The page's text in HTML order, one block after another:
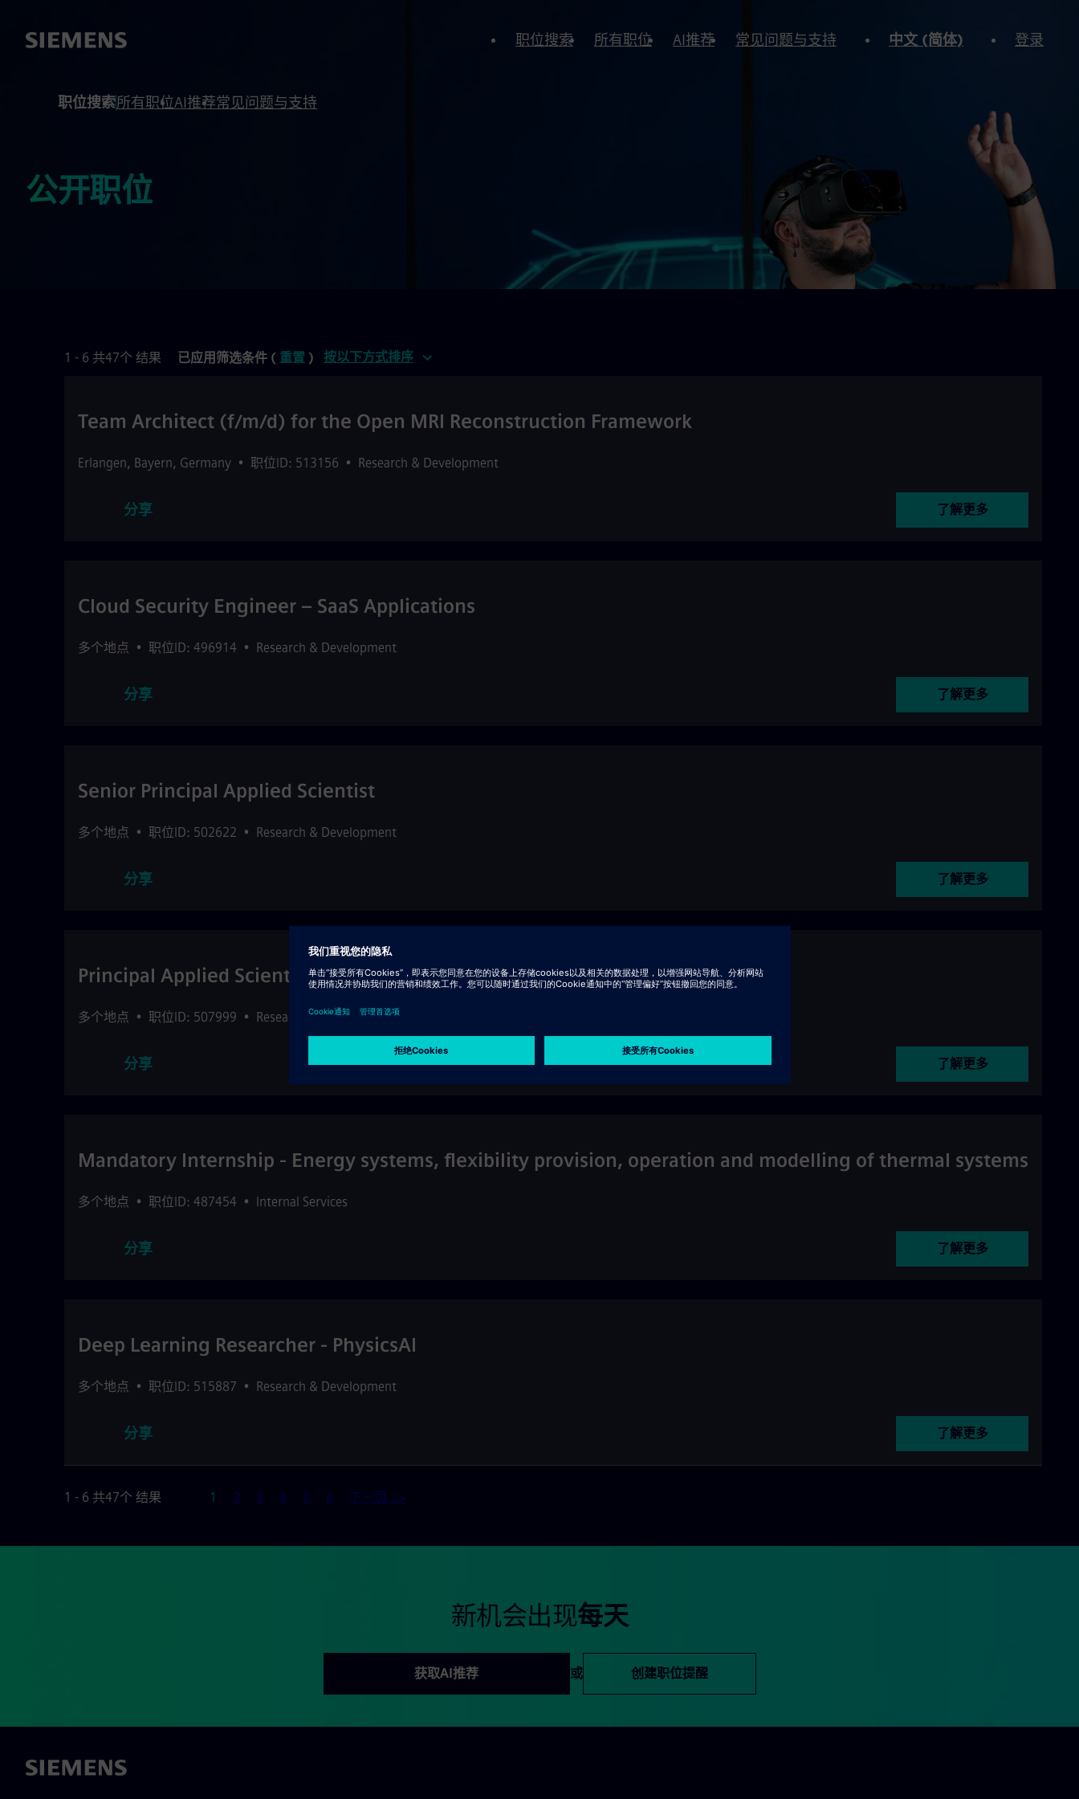
职位搜索 所有职位 AI推荐 常见问题与支持 中文 (简体) 登录
职位搜索所有职位AI推荐常见问题与支持
公开职位
1 - 6 共47个 结果 已应用筛选条件 ( 重置 ) 按以下方式排序
Team Architect (f/m/d) for the Open MRI Reconstruction Framework
Erlangen, Bayern, Germany • 职位ID: 513156 • Research & Development
分享 了解更多
Cloud Security Engineer – SaaS Applications
多个地点 • 职位ID: 496914 • Research & Development
分享 了解更多
Senior Principal Applied Scientist
多个地点 • 职位ID: 502622 • Research & Development
分享 了解更多
Principal Applied Scientist
多个地点 • 职位ID: 507999 • Research & Development
分享 了解更多
Mandatory Internship - Energy systems, flexibility provision, operation and modelling of thermal systems
多个地点 • 职位ID: 487454 • Internal Services
分享 了解更多
Deep Learning Researcher - PhysicsAI
多个地点 • 职位ID: 515887 • Research & Development
分享 了解更多
1 - 6 共47个 结果 页1 2 3 4 5 6 下一页 >>
新机会出现每天
获取AI推荐 或 创建职位提醒